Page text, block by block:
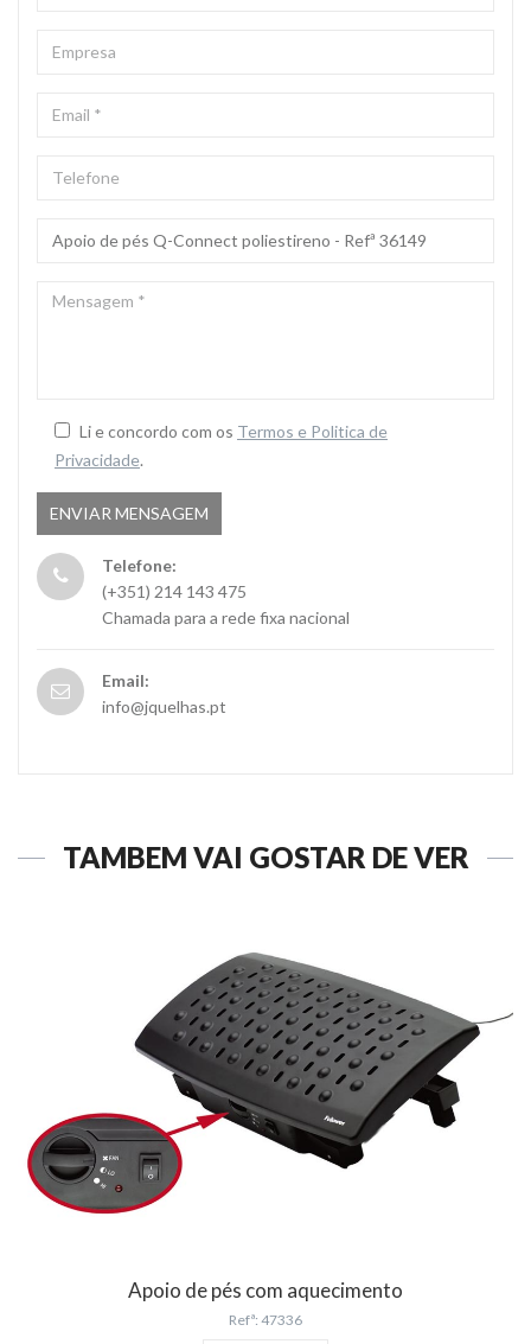
Li e concordo com os Termos e Politica de
Privacidade.
Telefone:
(+351) 214 143 475
Chamada para a rede fixa nacional
Email:
info@jquelhas.pt
TAMBÉM VAI GOSTAR DE VER
Apoio de pés com aquecimento
Refª: 47336